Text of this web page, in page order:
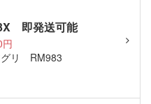
即発送可能
グリ RM983